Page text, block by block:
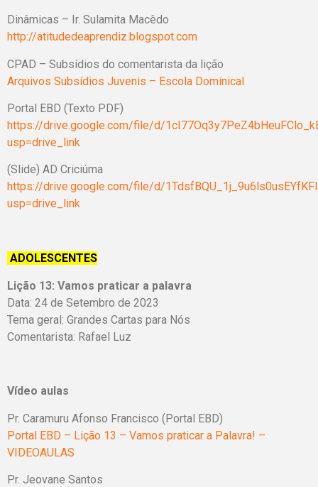
Dinâmicas – Ir. Sulamita Macêdo
http://atitudedeaprendiz.blogspot.com
CPAD – Subsídios do comentarista da lição
Arquivos Subsídios Juvenis – Escola Dominical
Portal EBD (Texto PDF)
https://drive.google.com/file/d/
usp=drive_link
(Slide) AD Criciúma
https://drive.google.com/file/d/
usp=drive_link
ADOLESCENTES
Lição 13: Vamos praticar a palavra
Data: 24 de Setembro de 2023
Tema geral: Grandes Cartas para Nós
Comentarista: Rafael Luz
Vídeo aulas
Pr. Caramuru Afonso Francisco (Portal EBD)
Portal EBD – Lição 13 – Vamos praticar a Palavra! –
VIDEOAULAS
Pr. Jeovane Santos